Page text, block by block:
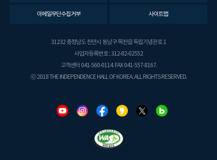
이메일무단수집거부 사이트맵
31232 충청남도 천안시 동남구 목천읍 독립기념관로 1
사업자등록번호 : 312-82-02552
고객센터 041-560-0114. FAX 041-557-8167.
ⓒ 2018 THE INDEPENDENCE HALL OF KOREA. ALL RIGHTS RESERVED.